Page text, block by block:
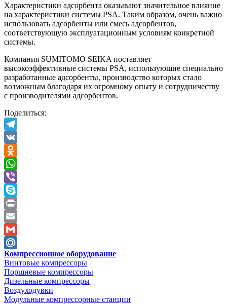
Характеристики адсорбента оказывают значительное влияние
на характеристики системы PSA. Таким образом, очень важно
использовать адсорбенты или смесь адсорбентов,
соответствующую эксплуатационным условиям конкретной
системы.
Компания SUMITOMO SEIKA поставляет
высокоэффективные системы PSA, использующие специально
разработанные адсорбенты, производство которых стало
возможным благодаря их огромному опыту и сотрудничеству
с производителями адсорбентов.
Поделиться:
Telegram
VK
Odnoklassniki
WhatsApp
Viber
Skype
Print
Email
Gmail
Mail.Ru
Компрессионное оборудование
Винтовые компрессоры
Поршневые компрессоры
Дизельные компрессоры
Воздуходувки
Модульные компрессорные станции